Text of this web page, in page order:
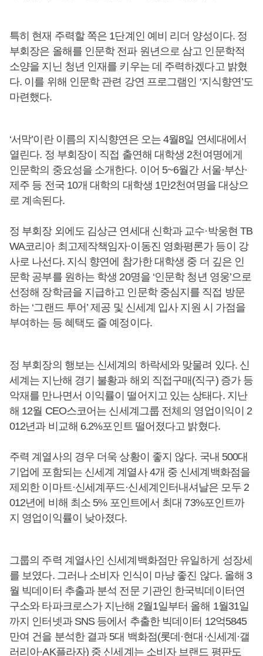
특히 현재 주력할 쪽은 1단계인 예비 리더 양성이다. 정
부회장은 올해를 인문학 전파 원년으로 삼고 인문학적
소양을 지닌 청년 인재를 키우는 데 주력하겠다고 밝혔
다. 이를 위해 인문학 관련 강연 프로그램인 ‘지식향연’도
마련했다.
‘서막’이란 이름의 지식향연은 오는 4월8일 연세대에서
열린다. 정 부회장이 직접 출연해 대학생 2천여명에게
인문학의 중요성을 소개한다. 이어 5~6월간 서울·부산·
제주 등 전국 10개 대학의 대학생 1만2천여명을 대상으
로 계속된다.
정 부회장 외에도 김상근 연세대 신학과 교수·박웅현 TB
WA코리아 최고제작책임자·이동진 영화평론가 등이 강
사로 나선다. 지식 향연에 참가한 대학생 중 더 깊은 인
문학 공부를 원하는 학생 20명을 ‘인문학 청년 영웅’으로
선정해 장학금을 지급하고 인문학 중심지를 직접 방문
하는 ‘그랜드 투어’ 제공 및 신세계 입사 지원 시 가점을
부여하는 등 혜택도 줄 예정이다.
정 부회장의 행보는 신세계의 하락세와 맞물려 있다. 신
세계는 지난해 경기 불황과 해외 직접구매(직구) 증가 등
악재를 만나면서 이익률이 떨어지고 있는 상태다. 지난
해 12월 CEO스코어는 신세계그룹 전체의 영업이익이 2
012년과 비교해 6.2%포인트 떨어졌다고 밝혔다.
주력 계열사의 경우 더욱 상황이 좋지 않다. 국내 500대
기업에 포함되는 신세계 계열사 4개 중 신세계백화점을
제외한 이마트·신세계푸드·신세계인터내셔날은 모두 2
012년에 비해 최소 5% 포인트에서 최대 73%포인트까
지 영업이익률이 낮아졌다.
그룹의 주력 계열사인 신세계백화점만 유일하게 성장세
를 보였다. 그러나 소비자 인식이 마냥 좋진 않다. 올해 3
월 빅데이터 추출과 분석 전문 기관인 한국빅데이터연
구소와 타파크로스가 지난해 2월1일부터 올해 1월31일
까지 인터넷과 SNS 등에서 추출한 빅데이터 12억5845
만여 건을 분석한 결과 5대 백화점(롯데·현대·신세계·갤
러리아·AK플라자) 중 신세계는 소비자 브랜드 평판도